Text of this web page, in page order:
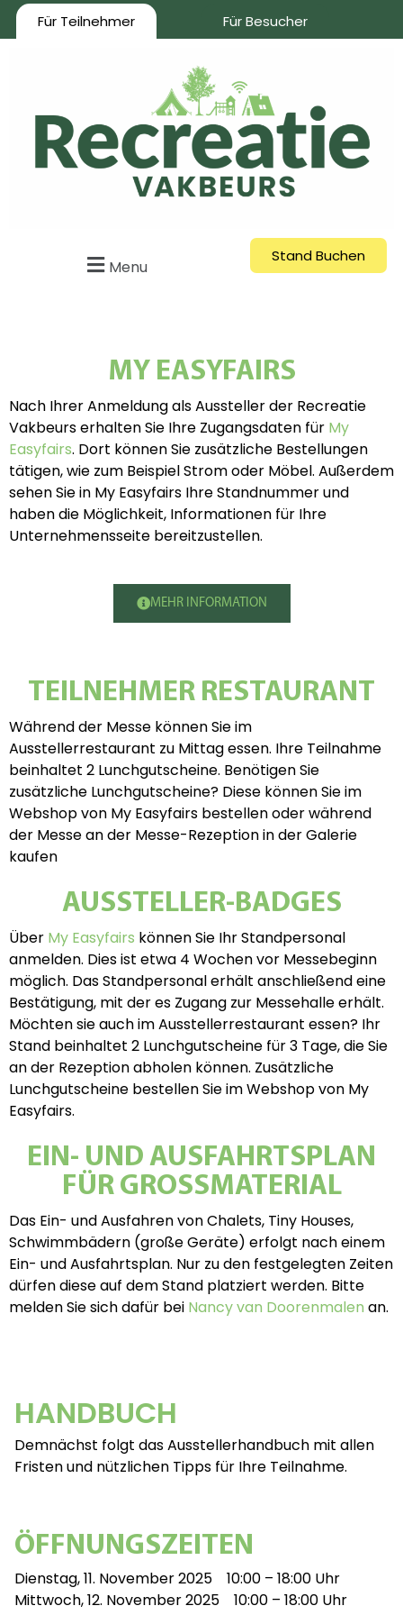
Für Teilnehmer Für Besucher
Menu
Stand Buchen
MY EASYFAIRS
Nach Ihrer Anmeldung als Aussteller der Recreatie
Vakbeurs erhalten Sie Ihre Zugangsdaten für My
Easyfairs. Dort können Sie zusätzliche Bestellungen
tätigen, wie zum Beispiel Strom oder Möbel. Außerdem
sehen Sie in My Easyfairs Ihre Standnummer und
haben die Möglichkeit, Informationen für Ihre
Unternehmensseite bereitzustellen.
MEHR INFORMATION
TEILNEHMER RESTAURANT
Während der Messe können Sie im
Ausstellerrestaurant zu Mittag essen. Ihre Teilnahme
beinhaltet 2 Lunchgutscheine. Benötigen Sie
zusätzliche Lunchgutscheine? Diese können Sie im
Webshop von My Easyfairs bestellen oder während
der Messe an der Messe-Rezeption in der Galerie
kaufen
AUSSTELLER-BADGES
Über My Easyfairs können Sie Ihr Standpersonal
anmelden. Dies ist etwa 4 Wochen vor Messebeginn
möglich. Das Standpersonal erhält anschließend eine
Bestätigung, mit der es Zugang zur Messehalle erhält.
Möchten sie auch im Ausstellerrestaurant essen? Ihr
Stand beinhaltet 2 Lunchgutscheine für 3 Tage, die Sie
an der Rezeption abholen können. Zusätzliche
Lunchgutscheine bestellen Sie im Webshop von My
Easyfairs.
EIN- UND AUSFAHRTSPLAN
FÜR GROSSMATERIAL
Das Ein- und Ausfahren von Chalets, Tiny Houses,
Schwimmbädern (große Geräte) erfolgt nach einem
Ein- und Ausfahrtsplan. Nur zu den festgelegten Zeiten
dürfen diese auf dem Stand platziert werden. Bitte
melden Sie sich dafür bei Nancy van Doorenmalen an.
HANDBUCH
Demnächst folgt das Ausstellerhandbuch mit allen
Fristen und nützlichen Tipps für Ihre Teilnahme.
ÖFFNUNGSZEITEN
Dienstag, 11. November 2025 10:00 – 18:00 Uhr
Mittwoch, 12. November 2025 10:00 – 18:00 Uhr